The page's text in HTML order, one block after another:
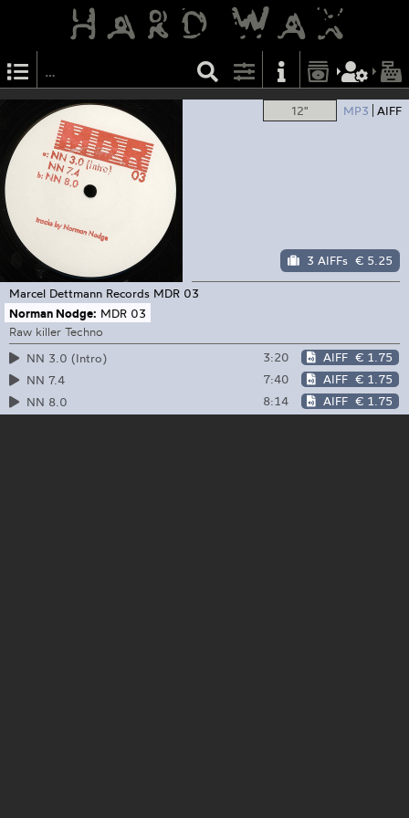
12" MP3 AIFF
3 AIFFs € 5.25
Marcel Dettmann Records MDR 03
Norman Nodge: MDR 03
Raw killer Techno
NN 3.0 (Intro)
3:20 AIFF € 1.75
NN 7.4
7:40 AIFF € 1.75
NN 8.0
8:14 AIFF € 1.75